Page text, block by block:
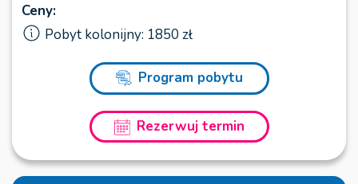
Ceny:
Pobyt kolonijny: 1850 zł
Program pobytu
Rezerwuj termin